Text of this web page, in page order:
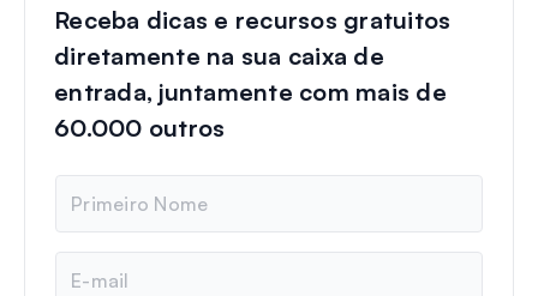
Receba dicas e recursos gratuitos
diretamente na sua caixa de
entrada, juntamente com mais de
60.000 outros
m
e